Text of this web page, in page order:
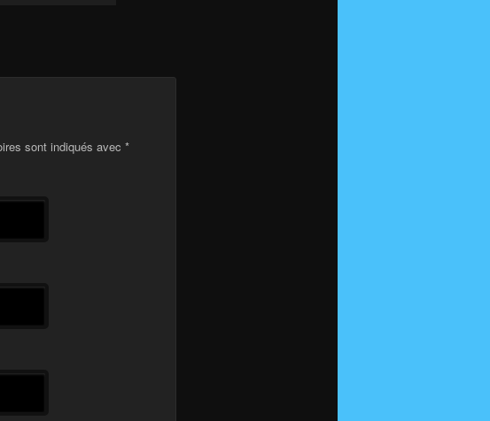
sont indiqués avec *